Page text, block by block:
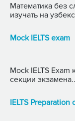
Математика без
изучать на
Mock IELTS exam
Mock IELTS
секции
IELTS Preparation